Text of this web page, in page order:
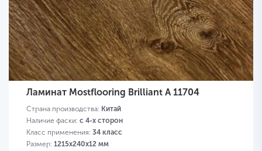
Ламинат Mostflooring Brilliant A 11704
Страна производства: Китай
Наличие фаски: с 4-х сторон
Класс применения: 34 класс
Размер: 1215х240х12 мм